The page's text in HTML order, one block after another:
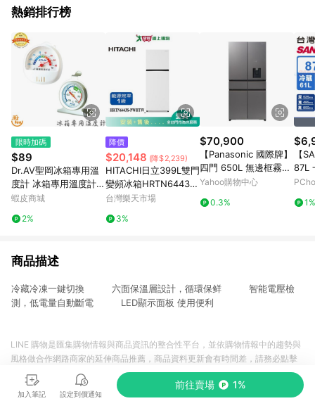
熱銷排行榜
限時加碼
$89
Dr.AV聖岡冰箱專用溫
度計 冰箱專用溫度計
溫度顯示器 不鏽鋼冰箱
蝦皮商城
2%
降價
$20,148 (降$2,239)
HITACHI日立399L雙門
變頻冰箱HRTN6443S-
PWHTW_含配送+安裝
台灣樂天市場
3%
$70,900
【Panasonic 國際牌】
四門 650L 無邊框霧面
玻璃變頻電冰箱 極緻灰
Yahoo購物中心
0.3%
【
87L
箱
1%
商品描述
冷藏冷凍一鍵切換 六面保溫層設計，循環保鲜 智能電壓檢
測，低電量自動斷電 LED顯示面板 使用便利
加入筆記 設定到價通知
前往賣場 1%
LINE 購物是匯集購物情報與商品資訊的整合性平台，並依購物情報中的趨勢與
風格做合作網路商家的延伸商品推薦，商品資料更新會有時間差，請務必點擊
商品至各合作網路商家，確認現售價與購物條件，一切資訊以合作廠商網頁為
準。